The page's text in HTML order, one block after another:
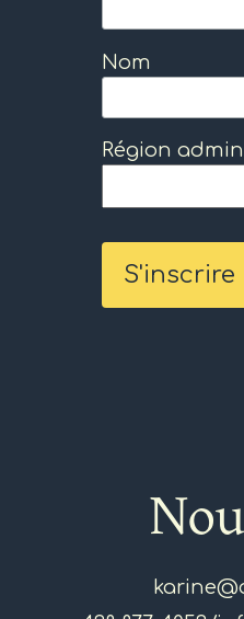
Nom
Région